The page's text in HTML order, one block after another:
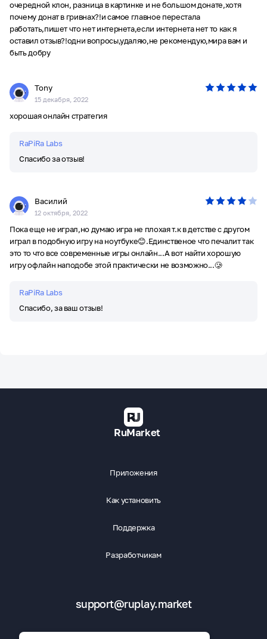
очередной клон, разница в картинке и не большом донате,хотя
почему донат в гривнах?!и самое главное перестала
работать,пишет что нет интернета,если интернета нет то как я
оставил отзыв?!одни вопросы,удаляю,не рекомендую,мира вам и
быть добру
Tony
15 декабря, 2022
хорошая онлайн стратегия
RaPiRa Labs
Спасибо за отзыв!
Василий
12 октября, 2022
Пока еще не играл,но думаю игра не плохая т.к в детстве с другом
играл в подобную игру на ноутбуке😊.Единственое что печалит так
это то что все современные игры онлайн...А вот найти хорошую
игру офлайн наподобе этой практически не возможно...🥲
RaPiRa Labs
Спасибо, за ваш отзыв!
RuMarket
Приложения
Как установить
Поддержка
Разработчикам
support@ruplay.market